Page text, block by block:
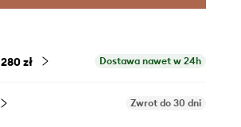
280 zł Dostawa nawet w 24h
Zwrot do 30 dni